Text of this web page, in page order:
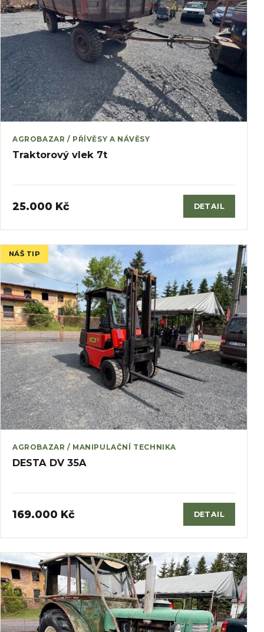
AGROBAZAR / PŘÍVĚSY A NÁVĚSY
Traktorový vlek 7t
25.000 Kč DETAIL
NÁŠ TIP
AGROBAZAR / MANIPULAČNÍ TECHNIKA
DESTA DV 35A
169.000 Kč DETAIL